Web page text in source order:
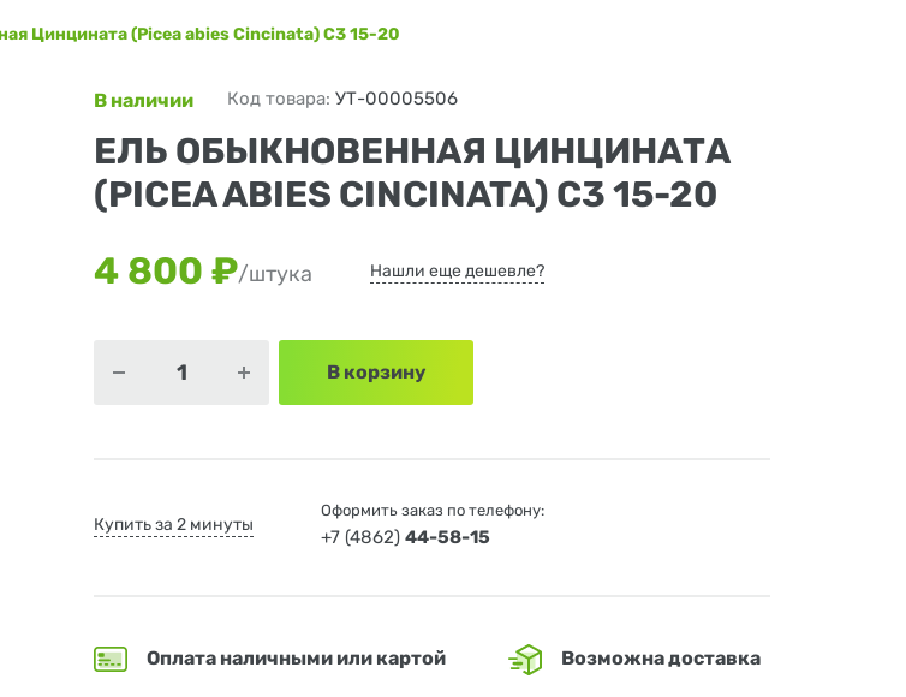
Цинцината (Picea abies Cincinata) C3 15-20
В наличии Код товара:УТ-00005506
ЕЛЬ ОБЫКНОВЕННАЯ ЦИНЦИНАТА
(PICEA ABIES CINCINATA) C3 15-20
4 800 ₽/штука Нашли еще дешевле?
В корзину
Купить за 2 минуты
Оформить заказ по телефону:
+7 (4862)44-58-15
Оплата наличными или картой Возможна доставка